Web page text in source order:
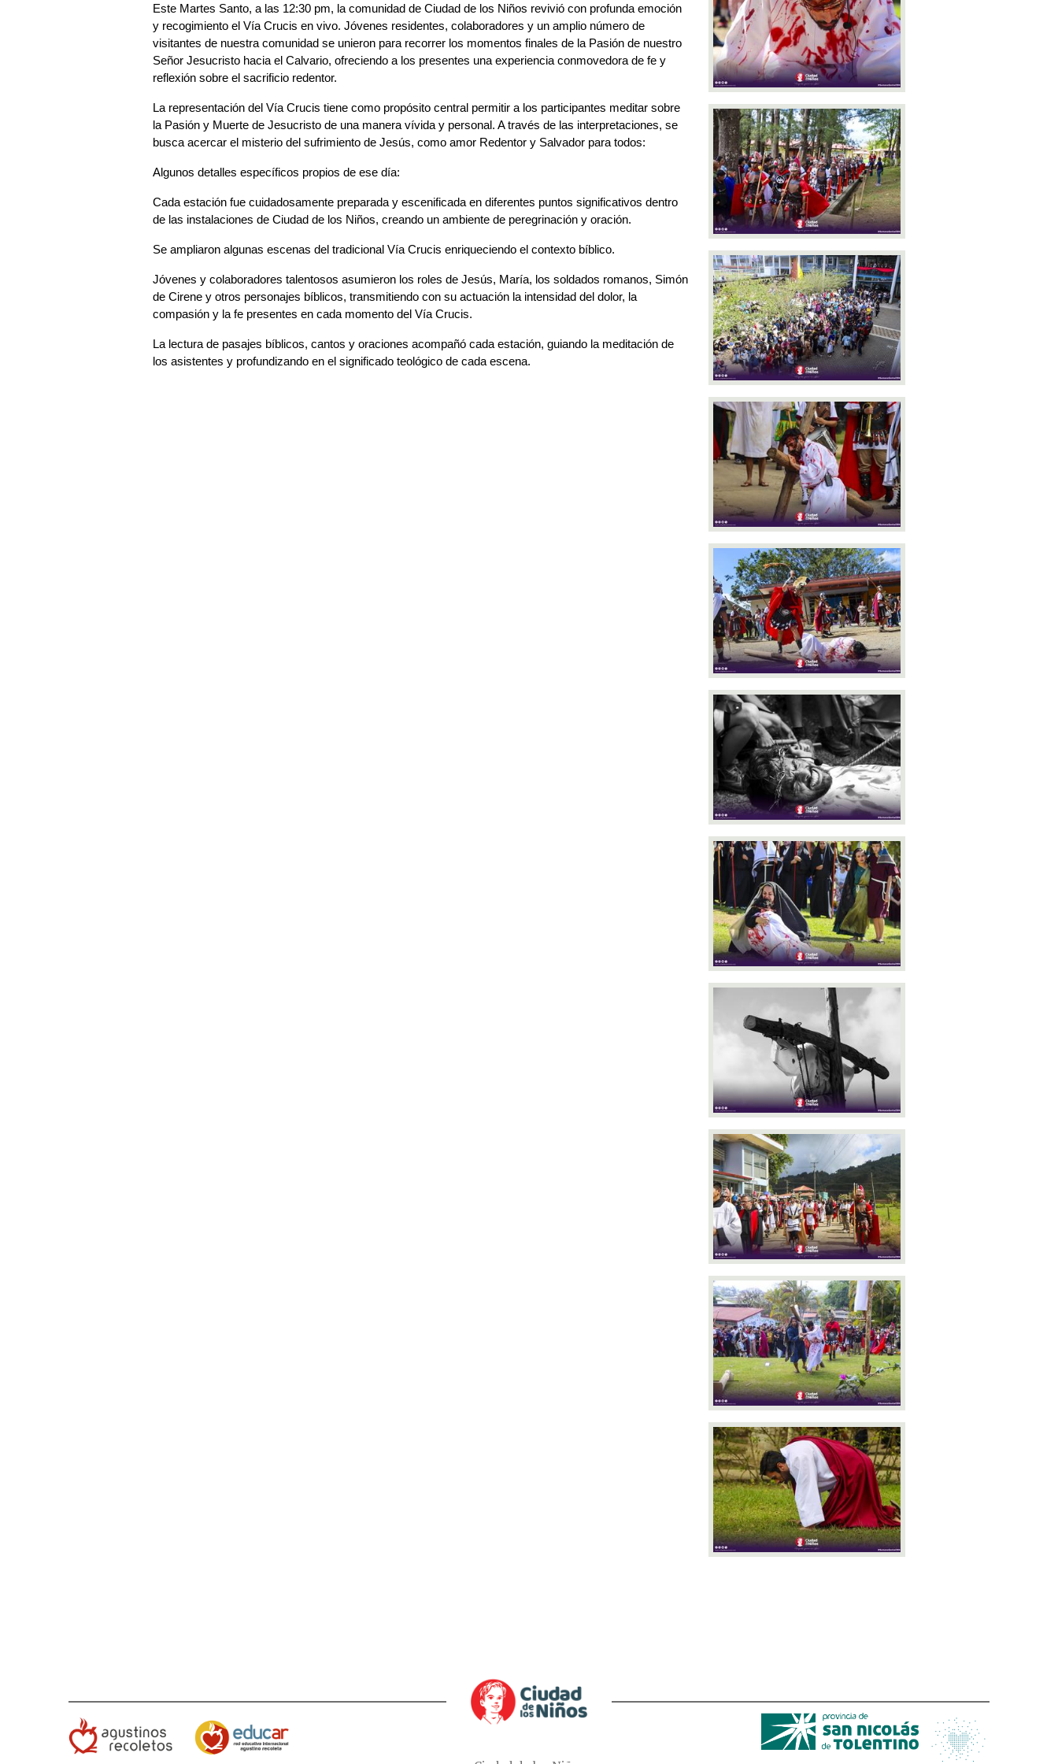
Orientación Área de Apoyo Fijo
Este Martes Santo, a las 12:30 pm, la comunidad de Ciudad de los Niños revivió con profunda emoción
y recogimiento el Vía Crucis en vivo. Jóvenes residentes, colaboradores y un amplio número de
visitantes de nuestra comunidad se unieron para recorrer los momentos finales de la Pasión de nuestro
Señor Jesucristo hacia el Calvario, ofreciendo a los presentes una experiencia conmovedora de fe y
reflexión sobre el sacrificio redentor.
La representación del Vía Crucis tiene como propósito central permitir a los participantes meditar sobre
la Pasión y Muerte de Jesucristo de una manera vívida y personal. A través de las interpretaciones, se
busca acercar el misterio del sufrimiento de Jesús, como amor Redentor y Salvador para todos:
Algunos detalles específicos propios de ese día:
Cada estación fue cuidadosamente preparada y escenificada en diferentes puntos significativos dentro
de las instalaciones de Ciudad de los Niños, creando un ambiente de peregrinación y oración.
Se ampliaron algunas escenas del tradicional Vía Crucis enriqueciendo el contexto bíblico.
Jóvenes y colaboradores talentosos asumieron los roles de Jesús, María, los soldados romanos, Simón
de Cirene y otros personajes bíblicos, transmitiendo con su actuación la intensidad del dolor, la
compasión y la fe presentes en cada momento del Vía Crucis.
La lectura de pasajes bíblicos, cantos y oraciones acompañó cada estación, guiando la meditación de
los asistentes y profundizando en el significado teológico de cada escena.